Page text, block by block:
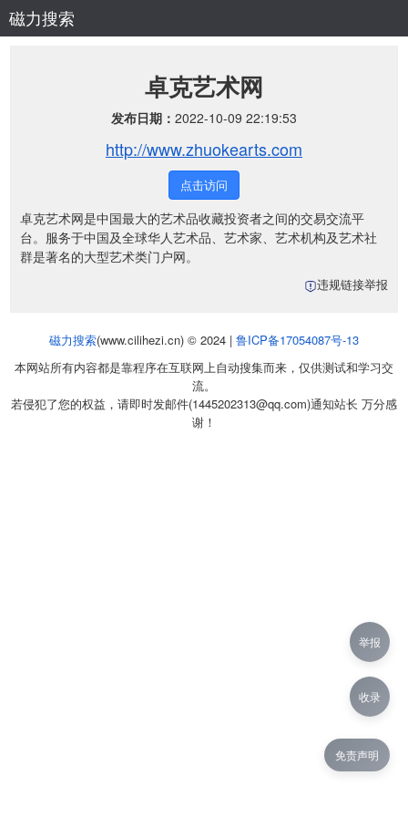
磁力搜索
卓克艺术网
发布日期： 2022-10-09 22:19:53
http://www.zhuokearts.com
点击访问
卓克艺术网是中国最大的艺术品收藏投资者之间的交易交流平
台。服务于中国及全球华人艺术品、艺术家、艺术机构及艺术社
群是著名的大型艺术类门户网。
违规链接举报
磁力搜索(www.cilihezi.cn) © 2024 | 鲁ICP备17054087号-13
本网站所有内容都是靠程序在互联网上自动搜集而来，仅供测试和学习交
流。
若侵犯了您的权益，请即时发邮件(1445202313@qq.com)通知站长 万分感
谢！
免责声明
举报
收录